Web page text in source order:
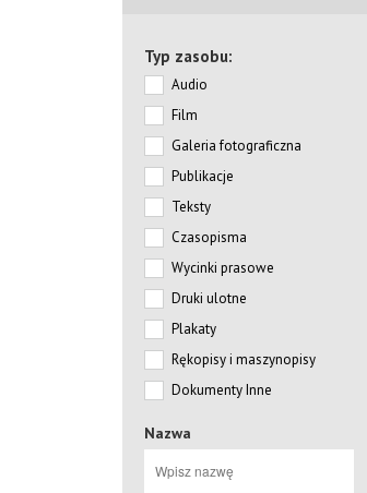
Typ zasobu:
Audio
Film
Galeria fotograficzna
Publikacje
Teksty
Czasopisma
Wycinki prasowe
Druki ulotne
Plakaty
Rękopisy i maszynopisy
Dokumenty Inne
Nazwa